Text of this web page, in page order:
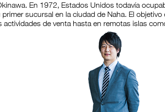
En 1972, Estados Unidos todavía
sucursal en la ciudad de Naha. El
de venta hasta en remotas islas